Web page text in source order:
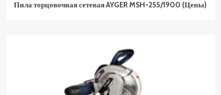
Пила торцовочная сетевая AYGER MSH-255/1900 (Цены)